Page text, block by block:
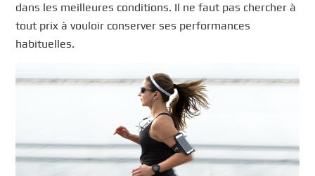
dans les meilleures conditions. Il ne faut pas chercher à
tout prix à vouloir conserver ses performances
habituelles.